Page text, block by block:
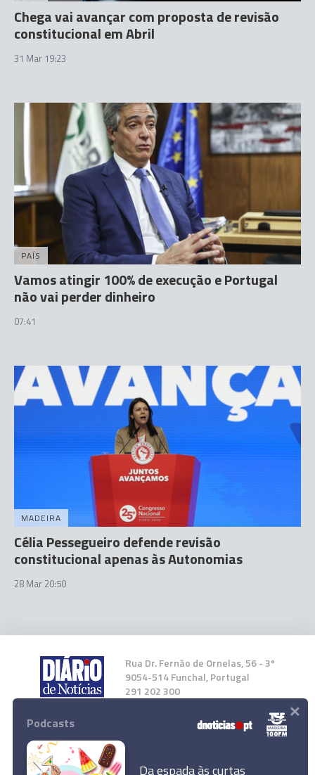
Chega vai avançar com proposta de revisão
constitucional em Abril
31 Mar 19:23
PAÍS
Vamos atingir 100% de execução e Portugal
não vai perder dinheiro
07:41
MADEIRA
Célia Pessegueiro defende revisão
constitucional apenas às Autonomias
28 Mar 20:50
Rua Dr. Fernão de Ornelas, 56 - 3º
9054-514 Funchal, Portugal
291 202 300
Instale a nossa App
Podcasts
Da espada às curtas
×